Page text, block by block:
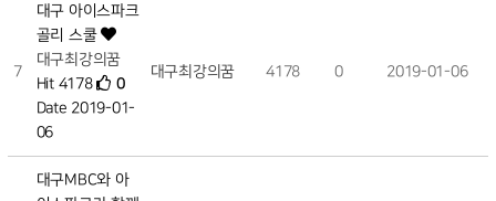
7
대구 아이스파크
골리 스쿨
대구최강의꿈
Hit 4178
0
Date 2019-01-
06
대구최강의꿈 4178 0 2019-01-06
대구MBC와 아